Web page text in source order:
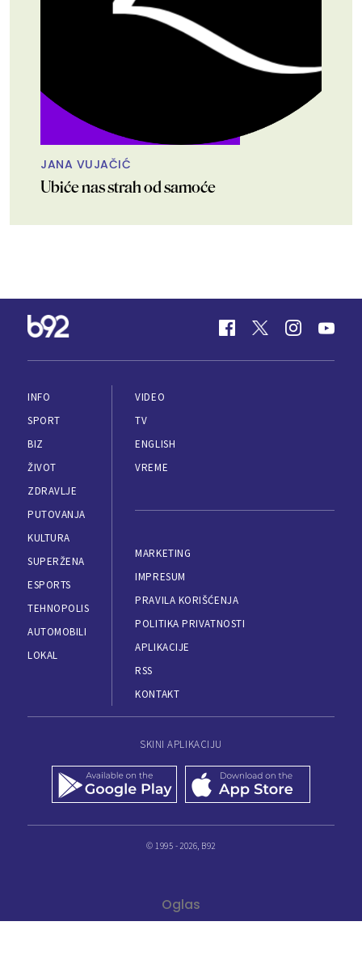
JANA VUJAČIĆ
Ubiće nas strah od samoće
INFO
SPORT
BIZ
ŽIVOT
ZDRAVLJE
PUTOVANJA
KULTURA
SUPERŽENA
ESPORTS
TEHNOPOLIS
AUTOMOBILI
LOKAL
VIDEO
TV
ENGLISH
VREME
MARKETING
IMPRESUM
PRAVILA KORIŠĆENJA
POLITIKA PRIVATNOSTI
APLIKACIJE
RSS
KONTAKT
SKINI APLIKACIJU
© 1995 - 2026, B92